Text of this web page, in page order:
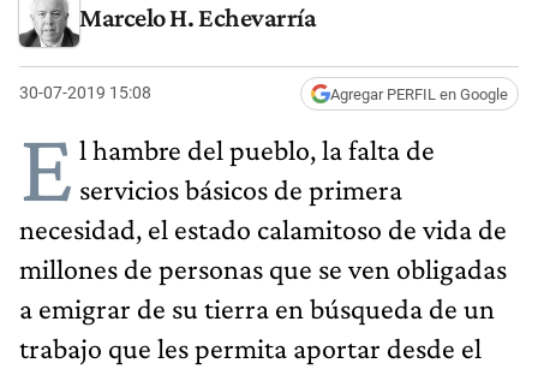
Marcelo H. Echevarría
30-07-2019 15:08 Agregar PERFIL en Google
E l hambre del pueblo, la falta de
servicios básicos de primera
necesidad, el estado calamitoso de vida de
millones de personas que se ven obligadas
a emigrar de su tierra en búsqueda de un
trabajo que les permita aportar desde el